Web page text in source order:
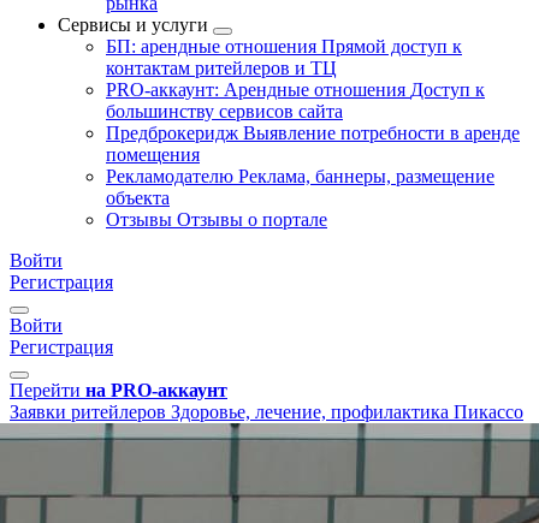
Сервисы и услуги
БП: арендные отношения Прямой доступ к
контактам ритейлеров и ТЦ
PRO-аккаунт: Арендные отношения Доступ к
большинству сервисов сайта
Предброкеридж Выявление потребности в аренде
помещения
Рекламодателю Реклама, баннеры, размещение
объекта
Отзывы Отзывы о портале
Войти
Регистрация
Войти
Регистрация
Перейти на PRO-аккаунт
Заявки ритейлеров Здоровье, лечение, профилактика Пикассо